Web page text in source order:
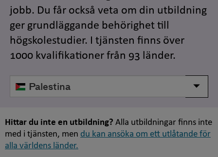
jobb. Du får också veta om din utbildning
ger grundläggande behörighet till
högskolestudier. I tjänsten finns över
1000 kvalifikationer från 93 länder.
land
Visa/
Hittar du inte en utbildning? Alla utbildningar finns inte
med i tjänsten, men du kan ansöka om ett utlåtande för
alla världens länder.